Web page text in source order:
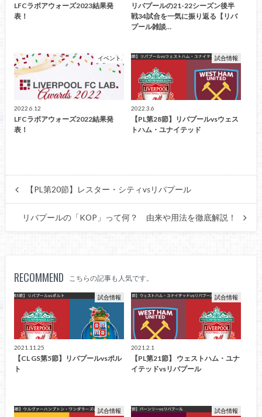
LFCラボアウォーズ2023結果発
表！
リバプールの21-22シーズン後半
戦34試合を一気に振り返る【リバ
プール雑談…
イベント
2022.6.12
LFCラボアウォーズ2022結果発
表！
試合情報
2022.3.6
【PL第28節】リバプールvsウェス
トハム・ユナイテッド
【PL第20節】レスター・シティvsリバプール
リバプールの「KOP」って何？ 由来や用法を徹底解説！
RECOMMEND こちらの記事も人気です。
試合情報
2021.11.25
【CL GS第5節】リバプールvsポル
ト
試合情報
2021.2.1
【PL第21節】 ウェストハム・ユナ
イテッドvsリバプール
試合情報 試合情報